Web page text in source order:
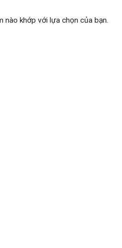
nào khớp với lựa chọn của bạn.